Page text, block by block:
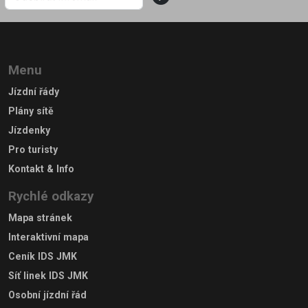
Menu
Jízdní řády
Plány sítě
Jízdenky
Pro turisty
Kontakt & Info
Rychlé odkazy
Mapa stránek
Interaktivní mapa
Ceník IDS JMK
Síť linek IDS JMK
Osobní jízdní řád